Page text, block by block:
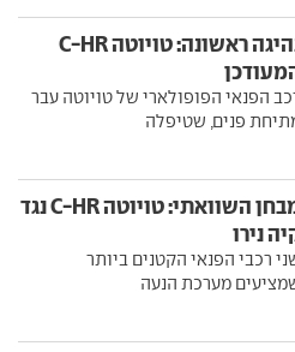
נהיגה ראשונה: טויוטה C-HR
הפנאי הפופולארי של טויוטה עבר
פנים, שטיפלה
מבחן השוואתי: טויוטה C-HR נגד
נירו
רכבי הפנאי הקטנים ביותר
מערכת הנעה